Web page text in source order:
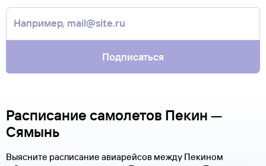
Подписаться
Расписание самолетов Пекин —
Сямынь
Выясните расписание авиарейсов между Пекином